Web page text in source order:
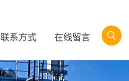
联系方式 在线留言